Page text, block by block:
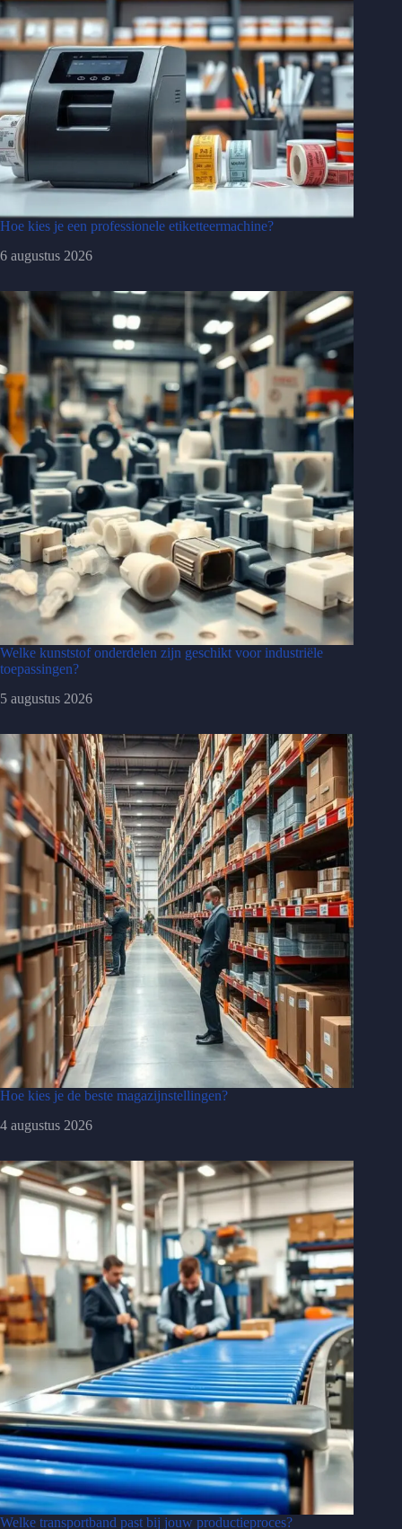
Hoe kies je een professionele etiketteermachine?
6 augustus 2026
Welke kunststof onderdelen zijn geschikt voor industriële
toepassingen?
5 augustus 2026
Hoe kies je de beste magazijnstellingen?
4 augustus 2026
Welke transportband past bij jouw productieproces?